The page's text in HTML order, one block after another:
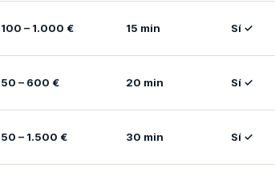
100 – 1.000 € 15 min Sí ✓
50 – 600 € 20 min Sí ✓
50 – 1.500 € 30 min Sí ✓